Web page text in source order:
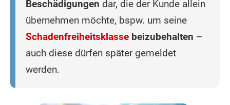
Beschädigungen dar, die der Kunde allein
übernehmen möchte, bspw. um seine
Schadenfreiheitsklasse beizubehalten –
auch diese dürfen später gemeldet
werden.